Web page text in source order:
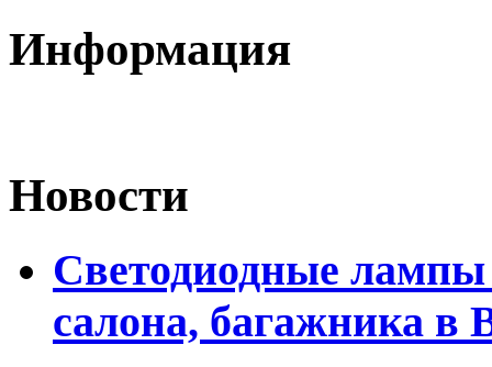
Информация
Новости
Светодиодные лампы
салона, багажника в